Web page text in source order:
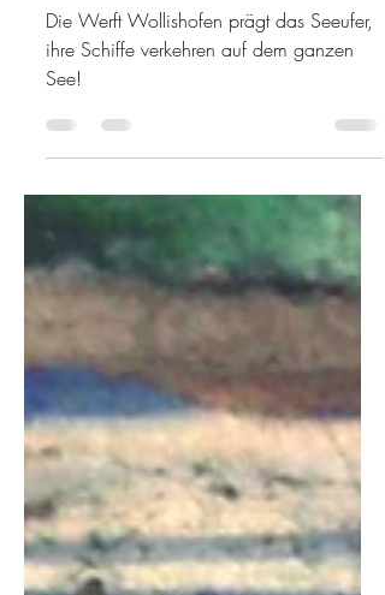
SCHIFFE RUHEN
Die Werft Wollishofen prägt das Seeufer,
See!